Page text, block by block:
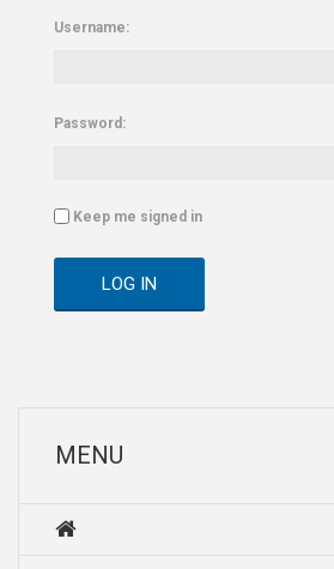
Username:
Password:
Keep me signed in
LOG IN
MENU